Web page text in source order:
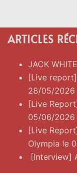
ARTICLES
JACK
[Live
28/05/2026
[Live
05/06/2026
[Live
Olympia le
[Interview]